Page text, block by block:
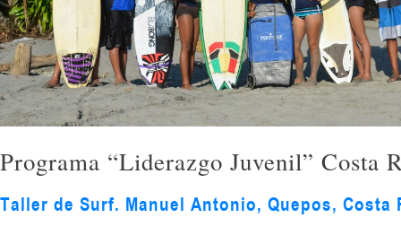
Programa “Liderazgo Juvenil” Costa
Taller de Surf. Manuel Antonio, Quepos, Costa